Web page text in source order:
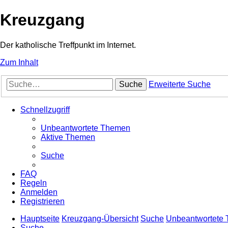
Kreuzgang
Der katholische Treffpunkt im Internet.
Zum Inhalt
Suche Erweiterte Suche
Schnellzugriff
Unbeantwortete Themen
Aktive Themen
Suche
FAQ
Regeln
Anmelden
Registrieren
Hauptseite Kreuzgang-Übersicht Suche Unbeantwortete